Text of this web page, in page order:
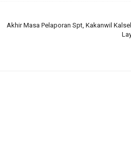
Akhir Masa Pelaporan Spt, Kakanwil